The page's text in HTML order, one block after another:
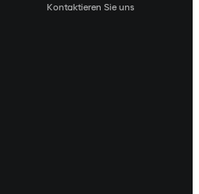
Kontaktieren Sie uns